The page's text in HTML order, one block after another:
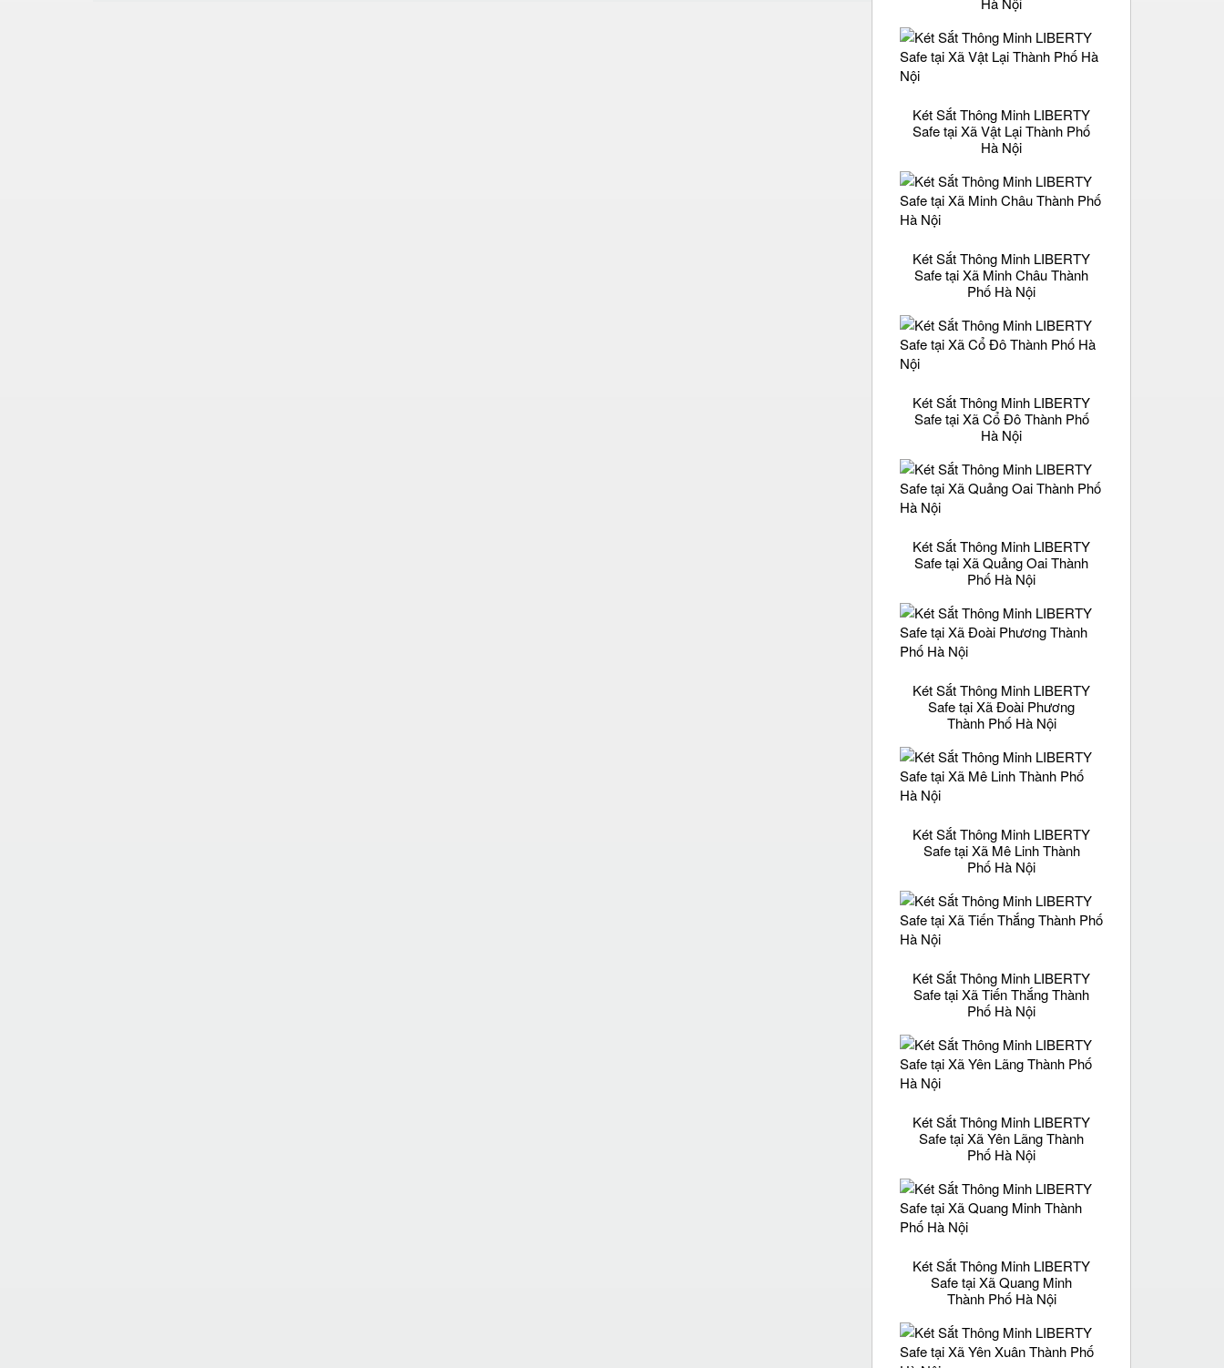
Két Sắt Thông Minh LIBERTY
Safe tại Xã Vật Lại Thành Phố
Hà Nội
Két Sắt Thông Minh LIBERTY
Safe tại Xã Minh Châu Thành
Phố Hà Nội
Két Sắt Thông Minh LIBERTY
Safe tại Xã Cổ Đô Thành Phố
Hà Nội
Két Sắt Thông Minh LIBERTY
Safe tại Xã Quảng Oai Thành
Phố Hà Nội
Két Sắt Thông Minh LIBERTY
Safe tại Xã Đoài Phương
Thành Phố Hà Nội
Két Sắt Thông Minh LIBERTY
Safe tại Xã Mê Linh Thành
Phố Hà Nội
Két Sắt Thông Minh LIBERTY
Safe tại Xã Tiến Thắng Thành
Phố Hà Nội
Két Sắt Thông Minh LIBERTY
Safe tại Xã Yên Lãng Thành
Phố Hà Nội
Két Sắt Thông Minh LIBERTY
Safe tại Xã Quang Minh
Thành Phố Hà Nội